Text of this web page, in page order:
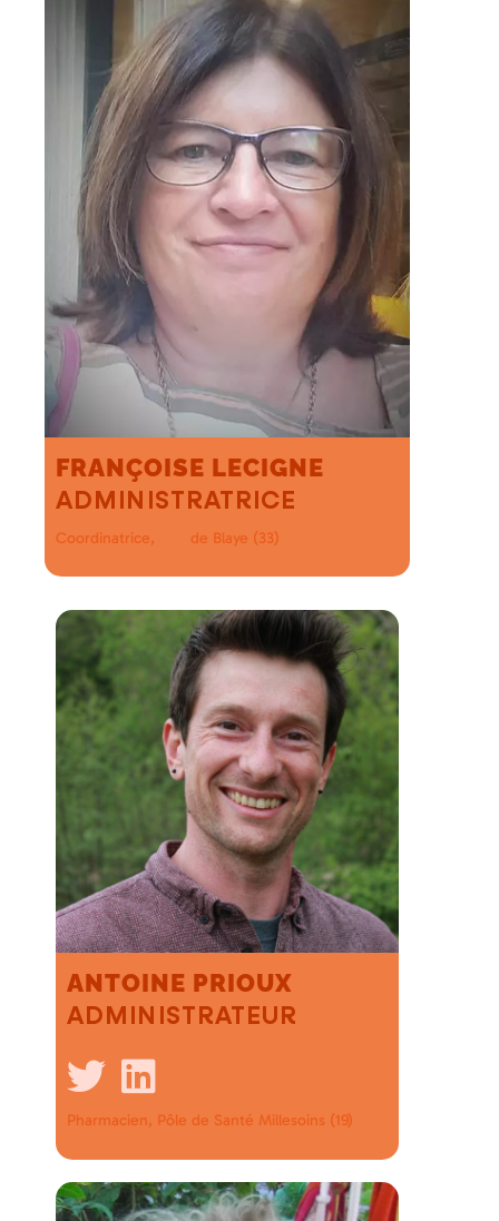
FRANÇOISE LECIGNE
ADMINISTRATRICE
Coordinatrice, de Blaye (33)
ANTOINE PRIOUX
ADMINISTRATEUR
Pharmacien, Pôle de Santé Millesoins (19)